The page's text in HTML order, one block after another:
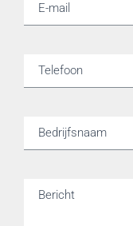
E-mail
Telefoon
Bedrijfsnaam
Bericht